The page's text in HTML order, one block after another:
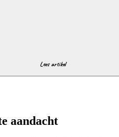
Lees artikel
aandacht